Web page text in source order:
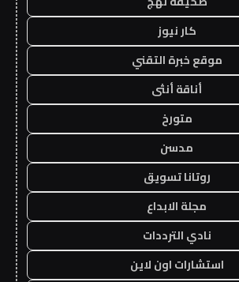
كار نيوز
موقع خبرة التقني
أناقة أنثى
متورخ
مدسن
روتانا تسويق
مجلة الابداع
نادي الترددات
استشارات اون لاين